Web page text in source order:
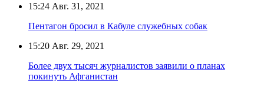
15:24 Авг. 31, 2021
Пентагон бросил в Кабуле служебных собак
15:20 Авг. 29, 2021
Более двух тысяч журналистов заявили о планах
покинуть Афганистан